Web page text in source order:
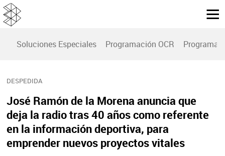
Soluciones Especiales Programación OCR
DESPEDIDA
José Ramón de la Morena anuncia que
deja la radio tras 40 años como referente
en la información deportiva, para
emprender nuevos proyectos vitales